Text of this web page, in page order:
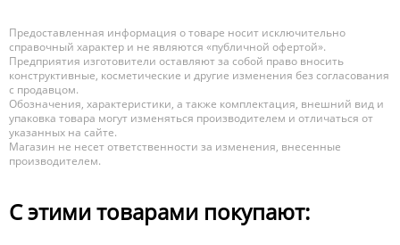
Предоставленная информация о товаре носит исключительно
справочный характер и не являются «публичной офертой».
Предприятия изготовители оставляют за собой право вносить
конструктивные, косметические и другие изменения без согласования
с продавцом.
Обозначения, характеристики, а также комплектация, внешний вид и
упаковка товара могут изменяться производителем и отличаться от
указанных на сайте.
Магазин не несет ответственности за изменения, внесенные
производителем.
С этими товарами покупают: